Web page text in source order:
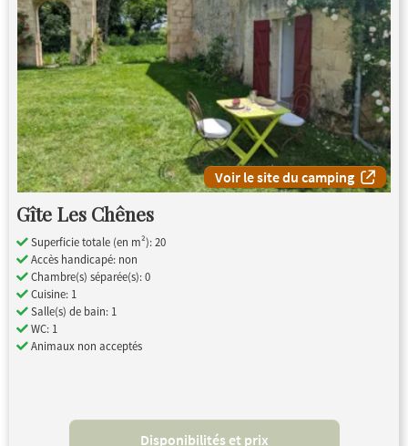
Voir le site du camping
Gîte Les Chênes
Superficie totale (en m²): 20
Accès handicapé: non
Chambre(s) séparée(s): 0
Cuisine: 1
Salle(s) de bain: 1
WC: 1
Animaux non acceptés
Disponibilités et prix